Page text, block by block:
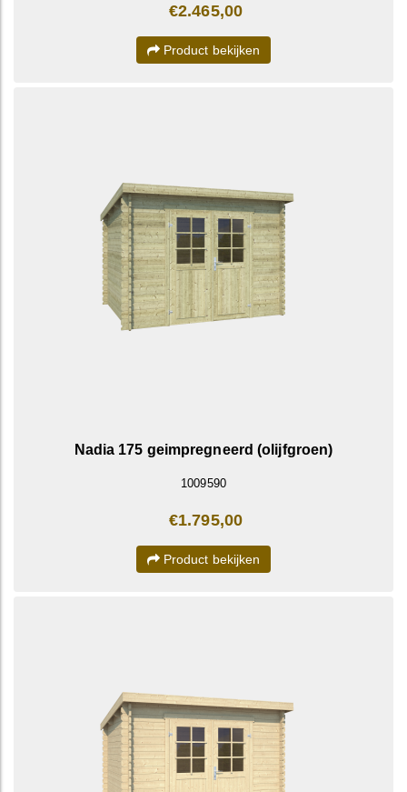
€2.465,00
Product bekijken
Nadia 175 geimpregneerd (olijfgroen)
1009590
€1.795,00
Product bekijken